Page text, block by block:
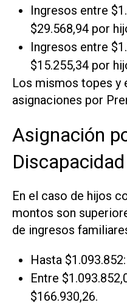
Ingresos entre
$29.568,94 por
Ingresos entre
$15.255,34 por
Los mismos topes y
asignaciones por
Asignación
Discapacidad
En el caso de hijos
montos son
de ingresos
Hasta
Entre
$166.930,26.